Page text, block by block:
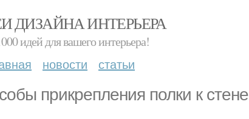
ДИЗАЙНА ИНТЕРЬЕРА
идей для вашего интерьера!
новости статьи
прикрепления полки к стене